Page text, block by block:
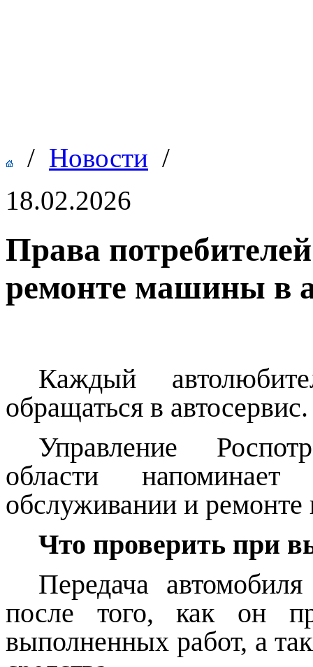
/ Новости /
18.02.2026
Права
ремонте машины в
Каждый
обращаться в автосервис.
Управление
области
обслуживании и ремонте
Что проверить при
Передача
после того, как он
выполненных работ, а